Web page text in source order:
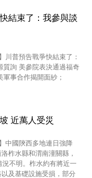
結束了：我參與談
川普預告戰爭快結束了：
質詢 美參院表決通過福奇
事合作揭開面紗；
近萬人受災
中國陝西多地連日強降
柞水縣和渭南潼關縣，
不明。柞水約有將近一
及基礎設施受損，部分